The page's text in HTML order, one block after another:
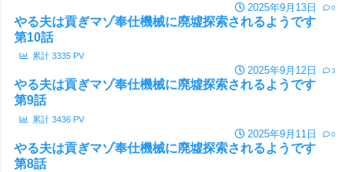
2025年9月13日 0
やる夫は貢ぎマゾ奉仕機械に廃墟探索されるようです
第10話
累計 3335 PV
2025年9月12日 3
やる夫は貢ぎマゾ奉仕機械に廃墟探索されるようです
第9話
累計 3436 PV
2025年9月11日 0
やる夫は貢ぎマゾ奉仕機械に廃墟探索されるようです
第8話